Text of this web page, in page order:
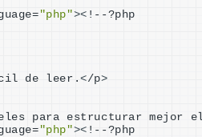
"php">< !--?php
de leer.</p>
para estructurar mejor
"php">< !--?php